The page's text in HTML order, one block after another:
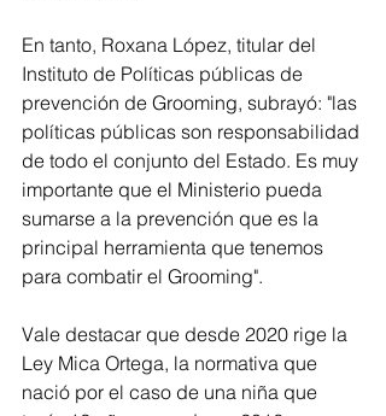
En tanto, Roxana López, titular del
Instituto de Políticas públicas de
prevención de Grooming, subrayó: "las
políticas públicas son responsabilidad
de todo el conjunto del Estado. Es muy
importante que el Ministerio pueda
sumarse a la prevención que es la
principal herramienta que tenemos
para combatir el Grooming".
Vale destacar que desde 2020 rige la
Ley Mica Ortega, la normativa que
nació por el caso de una niña que